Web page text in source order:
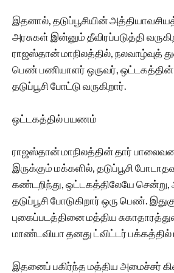
இதனால், தடுப்பூசியின்
அரசுகள் இன்னும் தீவிரப்படுத்தி
ராஜஸ்தான் மாநிலத்தில், நலவாழ்வுத்
பெண் பணியாளர் ஒருவர், ஒட்டகத்தின்
தடுப்பூசி போட்டு வருகிறார்.
ஒட்டகத்தில் பயணம்
ராஜஸ்தான் மாநிலத்தின் தார்
இருக்கும் மக்களில், தடுப்பூசி
கண்டறிந்து, ஒட்டகத்திலேயே சென்று,
தடுப்பூசி போடுகிறார் ஒரு பெண்.
புகைப்படத்தினை மத்திய
மாண்டவியா தனது ட்விட்டர் பக்கத்தில்
இதனைப் பகிர்ந்த மத்திய அமைச்சர்